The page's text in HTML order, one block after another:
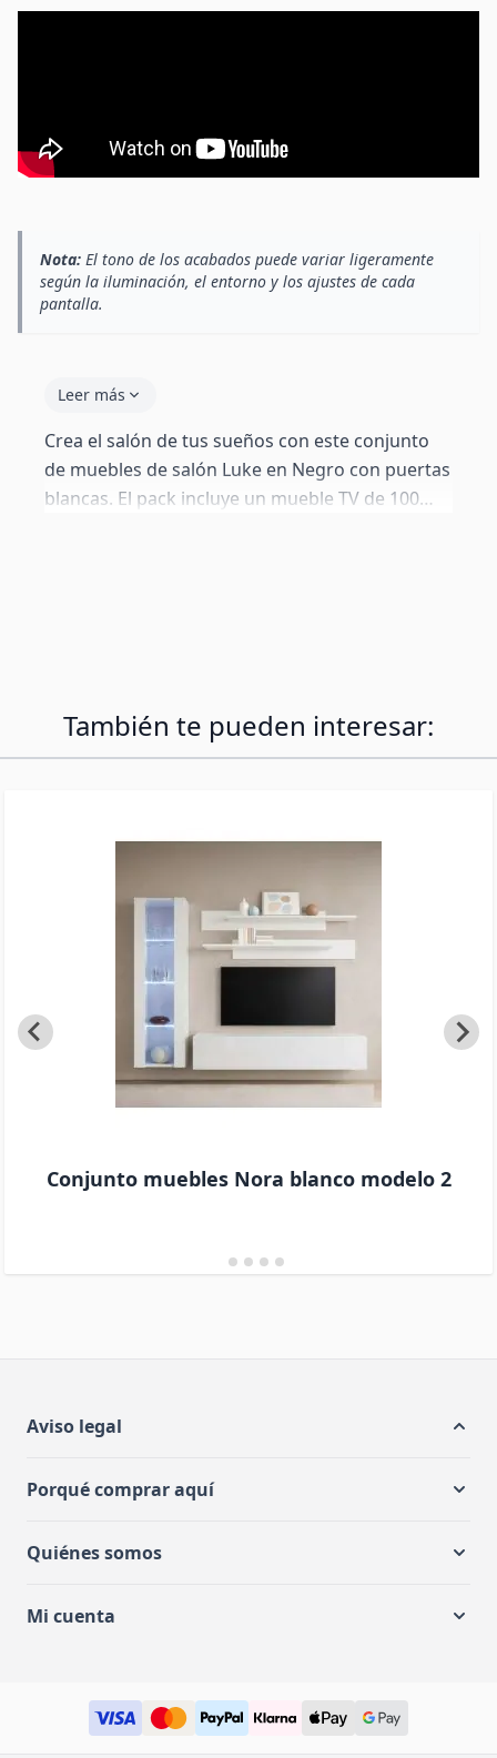
Nota: El tono de los acabados puede variar ligeramente
según la iluminación, el entorno y los ajustes de cada
pantalla.
Leer más
Crea el salón de tus sueños con este conjunto
de muebles de salón Luke en Negro con puertas
blancas. El pack incluye un mueble TV de 100
venden también por separado.
También te pueden interesar:
Conjunto muebles Nora blanco modelo 2
Aviso legal
Porqué comprar aquí
Quiénes somos
Mi cuenta